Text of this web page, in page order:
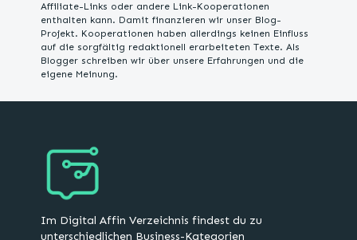
Affiliate-Links oder andere Link-Kooperationen
enthalten kann. Damit finanzieren wir unser Blog-
Projekt. Kooperationen haben allerdings keinen Einfluss
auf die sorgfältig redaktionell erarbeiteten Texte. Als
Blogger schreiben wir über unsere Erfahrungen und die
eigene Meinung.
Im Digital Affin Verzeichnis findest du zu
unterschiedlichen Business-Kategorien